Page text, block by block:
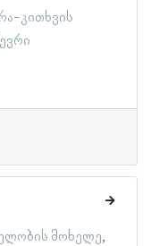
კითხვის
მოხელე